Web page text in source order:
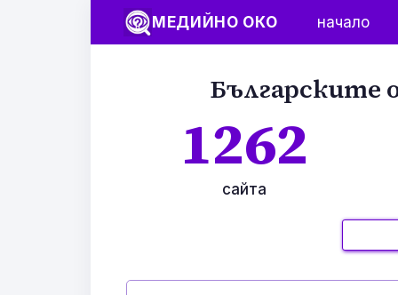
МЕДИЙНО ОКО начало
Българските
1262
сайта